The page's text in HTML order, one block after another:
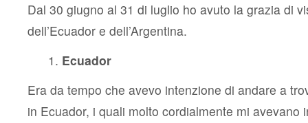
Ecuador
Dal 30 giugno al 31 di luglio ho avuto la grazia di
dell’Ecuador e dell’Argentina.
Ecuador
Era da tempo che avevo intenzione di andare a
in Ecuador, i quali molto cordialmente mi avevano